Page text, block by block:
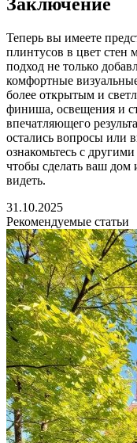
Теперь вы имеете
плинтусов в цвет стен
подход не только
комфортные
более открытым и
финиша, освещения и
впечатляющего
остались вопросы или
ознакомьтесь с
чтобы сделать ваш дом
видеть.
31.10.2025
Рекомендуемые статьи